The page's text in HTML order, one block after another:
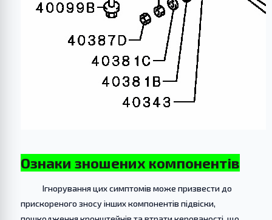
Ознаки зношених компонентів
Ігнорування цих симптомів може призвести до
прискореного зносу інших компонентів підвіски,